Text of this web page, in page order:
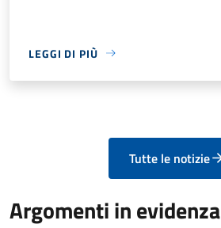
LEGGI DI PIÙ
Tutte le notizie
Argomenti in evidenza